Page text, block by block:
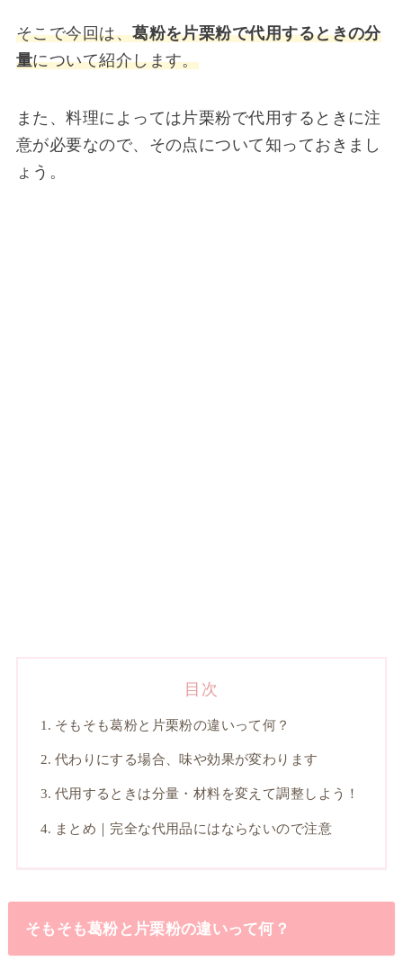
そこで今回は、葛粉を片栗粉で代用するときの分
量について紹介します。
また、料理によっては片栗粉で代用するときに注
意が必要なので、その点について知っておきまし
ょう。
目次
そもそも葛粉と片栗粉の違いって何？
代わりにする場合、味や効果が変わります
代用するときは分量・材料を変えて調整しよう！
まとめ｜完全な代用品にはならないので注意
そもそも葛粉と片栗粉の違いって何？